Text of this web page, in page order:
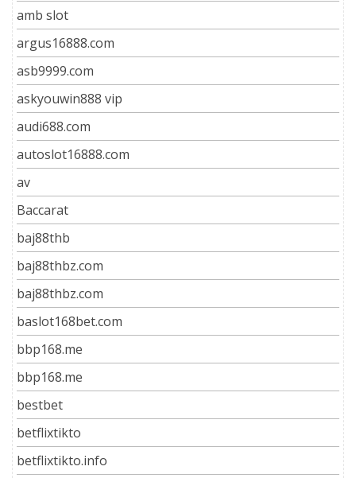
amb slot
argus16888.com
asb9999.com
askyouwin888 vip
audi688.com
autoslot16888.com
av
Baccarat
baj88thb
baj88thbz.com
baj88thbz.com
baslot168bet.com
bbp168.me
bbp168.me
bestbet
betflixtikto
betflixtikto.info